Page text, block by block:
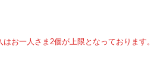
お一人さま2個が上限となっております。